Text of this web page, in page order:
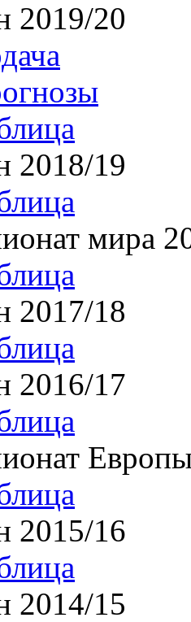
2019/20
2018/19
мира
2017/18
2016/17
2015/16
2014/15